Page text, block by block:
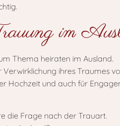
im
Thema heiraten im Ausland.
ihres Traumes
Hochzeit und auch für
die Frage nach der Trauart.